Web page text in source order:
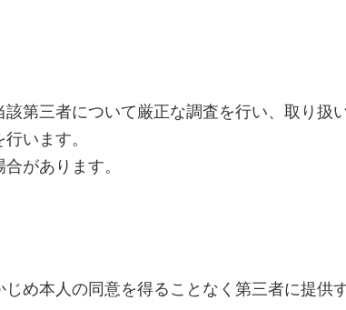
第三者について厳正な調査を行い、取り扱
います。
があります。
め本人の同意を得ることなく第三者に提供